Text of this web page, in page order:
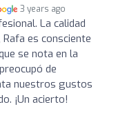
3 years ago
La calidad
es consciente
se nota en la
de
nuestros gustos
¡Un acierto!